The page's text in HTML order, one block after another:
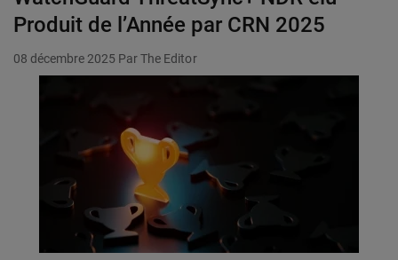
Produit de l’Année par CRN 2025
08 décembre 2025 Par The Editor